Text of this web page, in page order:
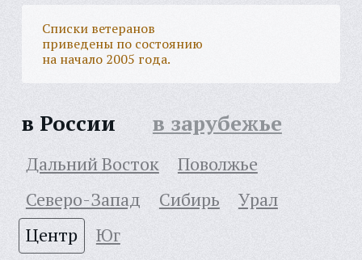
Списки ветеранов
приведены по состоянию
на начало 2005 года.
в России в зарубежье
Дальний Восток
Поволжье
Северо-Запад
Сибирь
Урал
Центр
Юг